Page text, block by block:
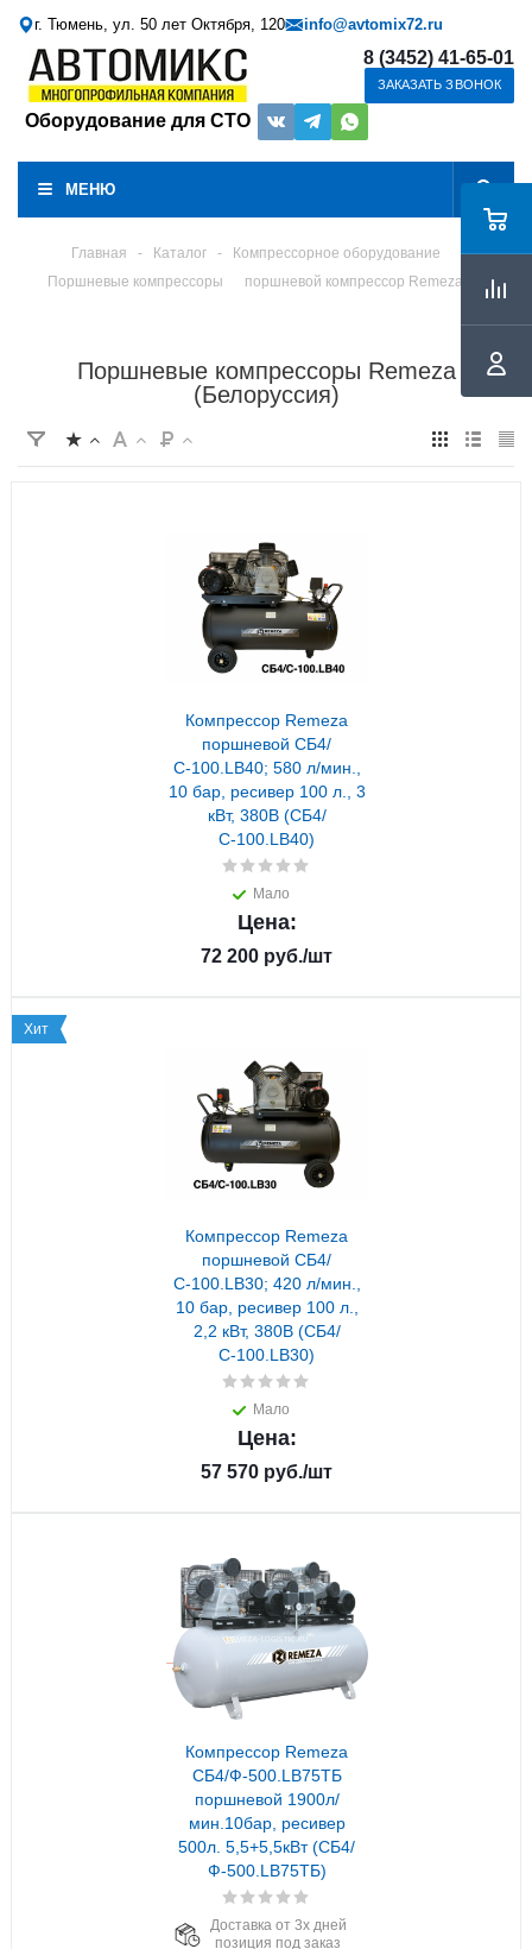
г. Тюмень, ул. 50 лет Октября, 120 info@avtomix72.ru
Оборудование для СТО
8 (3452) 41-65-01
ЗАКАЗАТЬ ЗВОНОК
МЕНЮ
Главная - Каталог -
Компрессорное оборудование
Поршневые компрессоры
поршневой компрессор Remeza
Поршневые компрессоры Remeza
(Белоруссия)
Компрессор Remeza
поршневой СБ4/
С-100.LB40; 580 л/мин.,
10 бар, ресивер 100 л., 3
кВт, 380В (СБ4/
С-100.LB40)
Мало
Цена:
72 200 руб./шт
Хит
Компрессор Remeza
поршневой СБ4/
С-100.LB30; 420 л/мин.,
10 бар, ресивер 100 л.,
2,2 кВт, 380В (СБ4/
С-100.LB30)
Мало
Цена:
57 570 руб./шт
Компрессор Remeza
СБ4/Ф-500.LB75ТБ
поршневой 1900л/
мин.10бар, ресивер
500л. 5,5+5,5кВт (СБ4/
Ф-500.LB75ТБ)
Доставка от 3х дней
позиция под заказ